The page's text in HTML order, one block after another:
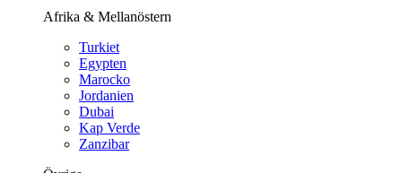
Afrika & Mellanöstern
Turkiet
Egypten
Marocko
Jordanien
Dubai
Kap Verde
Zanzibar